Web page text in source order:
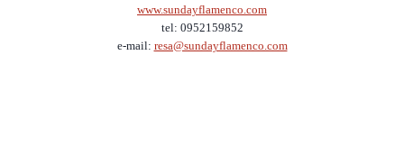
www.sundayflamenco.com
tel: 0952159852
e-mail: resa@sundayflamenco.com